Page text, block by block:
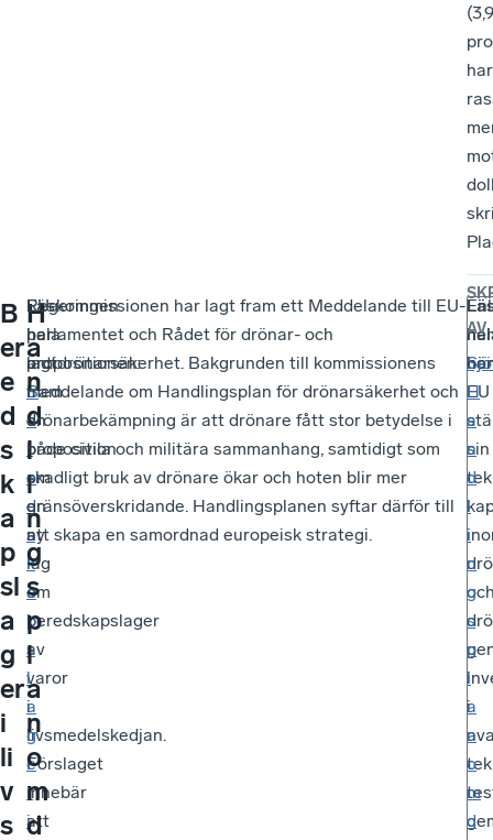
(3,9
har
B
er
e
d
s
k
a
p
sl
a
g
er
i
li
v
s
Regeringen
har
lagt
fram
en
proposition
om
en
ny
lag
om
beredskapslager
av
varor
i
livsmedelskedjan.
Förslaget
innebär
att
Läs
hela
propositionen:
B
e
r
e
d
s
k
a
p
s
l
a
g
e
r
i
H
a
n
d
l
i
n
g
s
p
l
a
n
o
m
d
EU-kommissionen har lagt fram ett Meddelande till EU-
parlamentet och Rådet för drönar- och
antidrönarsäkerhet. Bakgrunden till kommissionens
meddelande om Handlingsplan för drönarsäkerhet och
drönarbekämpning är att drönare fått stor betydelse i
både civila och militära sammanhang, samtidigt som
skadligt bruk av drönare ökar och hoten blir mer
gränsöverskridande. Handlingsplanen syftar därför till
att skapa en samordnad europeisk strategi.
bör
EU
sin
i
H
a
n
d
l
i
n
g
s
p
l
a
n
o
m
d
AV